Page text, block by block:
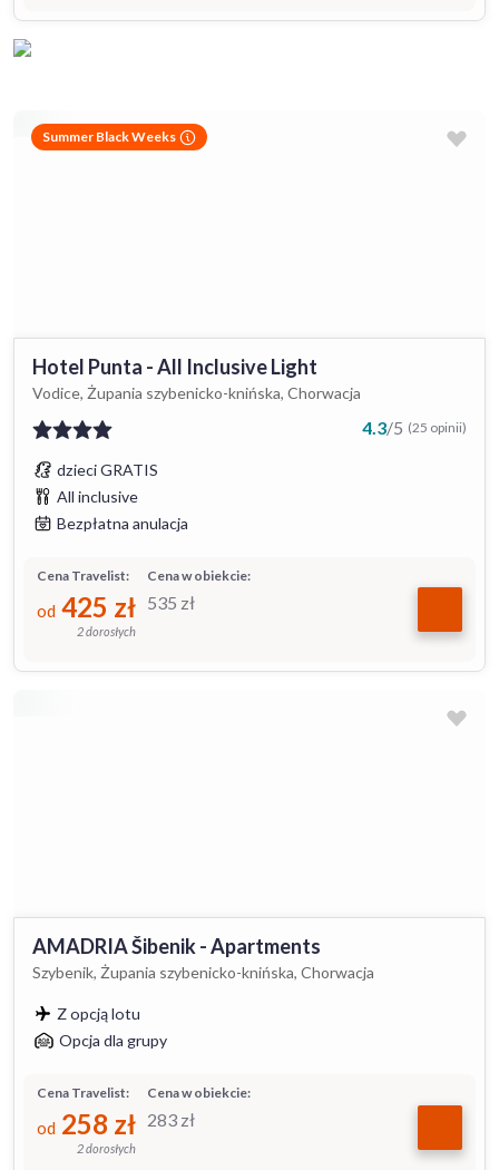
Summer Black Weeks
Hotel Punta - All Inclusive Light
Vodice, Żupania szybenicko-knińska, Chorwacja
4.3/5 (25 opinii)
dzieci GRATIS
All inclusive
Bezpłatna anulacja
Cena w obiekcie:
535 zł
Cena Travelist:
od 425 zł
2 dorosłych
AMADRIA Šibenik - Apartments
Szybenik, Żupania szybenicko-knińska, Chorwacja
Z opcją lotu
Opcja dla grupy
Cena w obiekcie:
283 zł
Cena Travelist:
od 258 zł
2 dorosłych